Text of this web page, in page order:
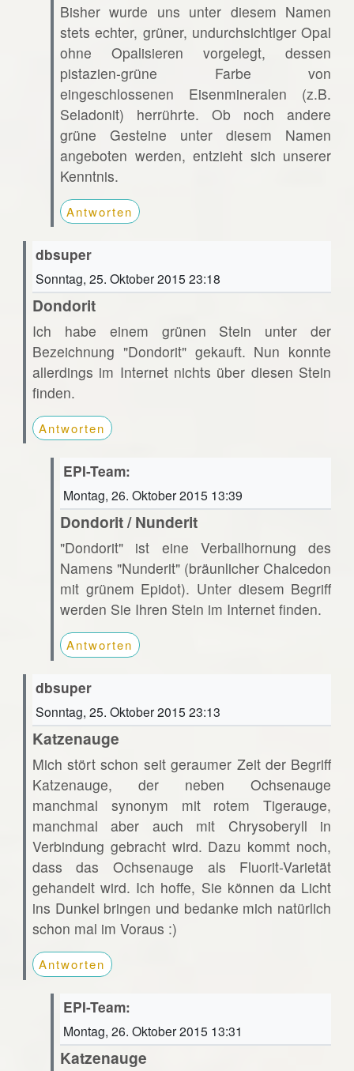
Bisher wurde uns unter diesem Namen
stets echter, grüner, undurchsichtiger Opal
ohne Opalisieren vorgelegt, dessen
pistazien-grüne Farbe von
eingeschlossenen Eisenmineralen (z.B.
Seladonit) herrührte. Ob noch andere
grüne Gesteine unter diesem Namen
angeboten werden, entzieht sich unserer
Kenntnis.
Antworten
dbsuper
Sonntag, 25. Oktober 2015 23:18
Dondorit
Ich habe einem grünen Stein unter der
Bezeichnung "Dondorit" gekauft. Nun konnte
allerdings im Internet nichts über diesen Stein
finden.
Antworten
EPI-Team:
Montag, 26. Oktober 2015 13:39
Dondorit / Nunderit
"Dondorit" ist eine Verballhornung des
Namens "Nunderit" (bräunlicher Chalcedon
mit grünem Epidot). Unter diesem Begriff
werden Sie Ihren Stein im Internet finden.
Antworten
dbsuper
Sonntag, 25. Oktober 2015 23:13
Katzenauge
Mich stört schon seit geraumer Zeit der Begriff
Katzenauge, der neben Ochsenauge
manchmal synonym mit rotem Tigerauge,
manchmal aber auch mit Chrysoberyll in
Verbindung gebracht wird. Dazu kommt noch,
dass das Ochsenauge als Fluorit-Varietät
gehandelt wird. Ich hoffe, Sie können da Licht
ins Dunkel bringen und bedanke mich natürlich
schon mal im Voraus :)
Antworten
EPI-Team:
Montag, 26. Oktober 2015 13:31
Katzenauge